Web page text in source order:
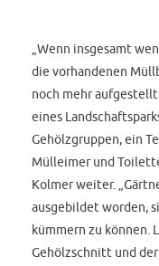
„Wenn insgesamt
die vorhandenen
noch mehr
eines
Gehölzgruppen, ein
Mülleimer und
Kolmer weiter.
ausgebildet worden,
kümmern zu können.
Gehölzschnitt und